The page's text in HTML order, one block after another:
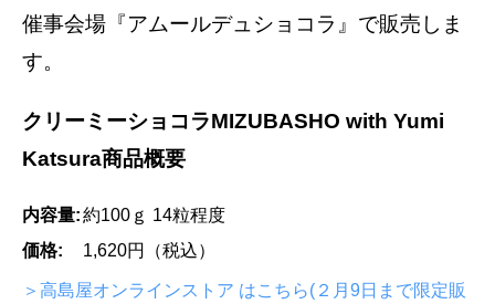
催事会場『アムールデュショコラ』で販売しま
す。
クリーミーショコラMIZUBASHO with Yumi
Katsura商品概要
内容量:約100ｇ 14粒程度
価格:
1,620円（税込）
＞高島屋オンラインストア はこちら(２月9日まで限定販